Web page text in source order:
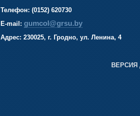
Телефон: (0152) 620730
E-mail: gumcol@grsu.by
Адрес: 230025, г. Гродно, ул. Ленина, 4